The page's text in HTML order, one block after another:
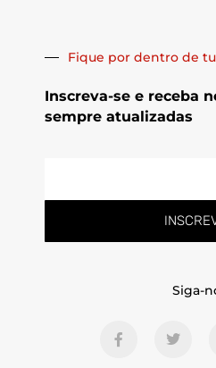
Fique por dentro de
Inscreva-se e receba
sempre atualizadas
Siga-
a
w